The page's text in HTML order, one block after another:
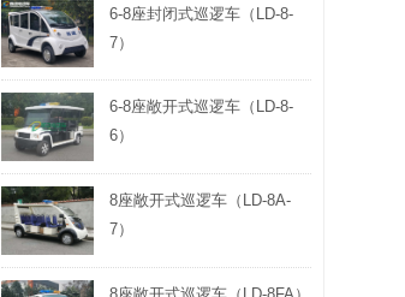
6-8座封闭式巡逻车（LD-8-
7）
6-8座敞开式巡逻车（LD-8-
6）
8座敞开式巡逻车（LD-8A-
7）